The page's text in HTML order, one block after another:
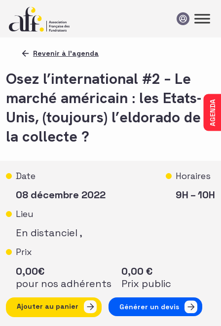
AGENDA
Revenir à l'agenda
Osez l’international #2 – Le
marché américain : les Etats-
Unis, (toujours) l’eldorado de
la collecte ?
Date
08 décembre 2022
Lieu
En distanciel ,
Horaires
9H – 10H
Prix
0,00€
pour nos adhérents
0,00 €
Prix public
quantité de Osez l'international #2 - Le marché
Ajouter au panier Générer un devis